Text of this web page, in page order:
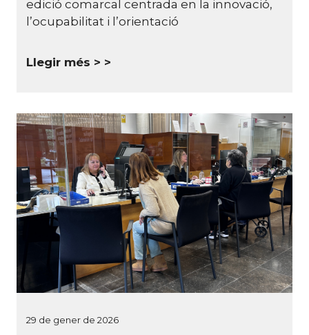
edició comarcal centrada en la innovació,
l’ocupabilitat i l’orientació
Llegir més >
29 de gener de 2026